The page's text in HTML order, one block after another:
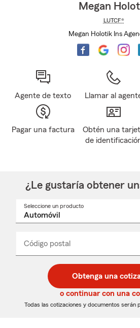
Megan
LUTCF®
Megan Holotik Ins
Agente de texto Llamar al
Pagar una factura
Obtén una
de
¿Le gustaría obtener
Seleccione un producto
desplegable
Código postal
de
5
dígitos
de
5
dígitos
_____
Obtenga una
o continuar con una
Todas las cotizaciones y documentos serán